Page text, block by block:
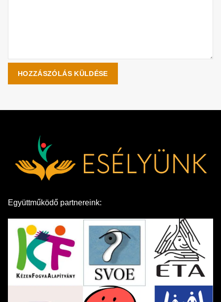
Együttműködő partnereink: